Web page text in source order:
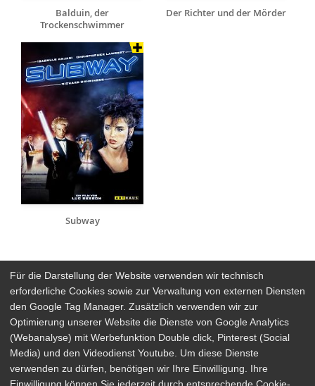
Balduin, der
Trockenschwimmer
Der Richter und der Mörder
Subway
Arthaus Stores
Social Media
Detailsuche Impressum
Für die Darstellung der Website verwenden wir technisch
erforderliche Cookies sowie zur Verwaltung von externen Diensten
den Google Tag Manager. Zusätzlich verwenden wir zur
Optimierung unserer Website die Dienste von Google Analytics
(Webanalyse) mit Werbefunktion Double click, Pinterest (Social
Media) und den Videodienst Youtube. Um diese Dienste
verwenden zu dürfen, benötigen wir Ihre Einwilligung. Ihre